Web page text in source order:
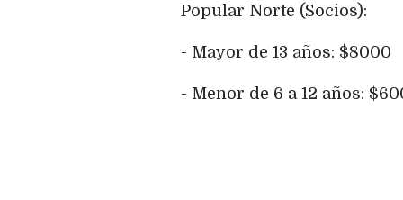
Popular Norte (Socios):
- Mayor de 13 años: $8000
- Menor de 6 a 12 años: